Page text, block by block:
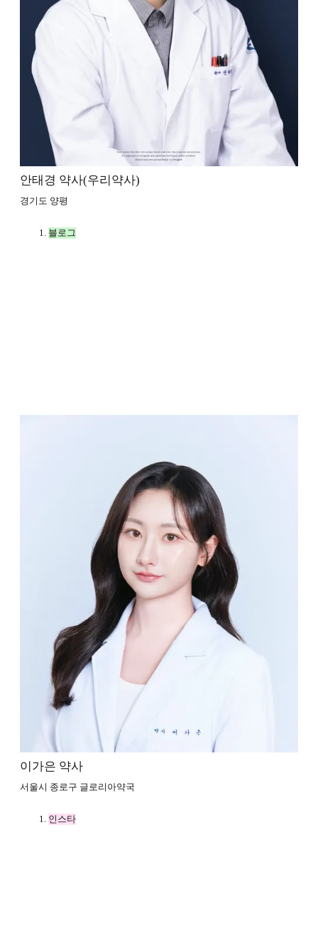
안태경 약사(우리약사)
경기도 양평
블로그
이가은 약사
서울시 종로구 글로리아약국
인스타